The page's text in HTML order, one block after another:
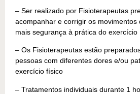
– Ser realizado por Fisioterapeutas
acompanhar e corrigir os movimentos
mais segurança à prática do exercício
– Os Fisioterapeutas estão
pessoas com diferentes dores e/ou
exercício físico
– Tratamentos individuais durante 1